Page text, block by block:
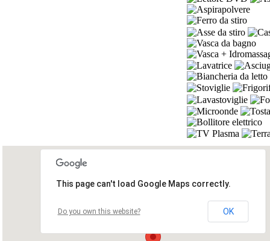
This page can't load Google Maps correctly.
Do you own this website? OK